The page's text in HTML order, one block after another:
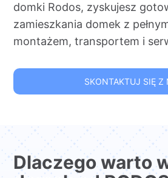
domki Rodos, zyskujesz
zamieszkania domek z
montażem, transportem i
SKONTAKTUJ SIĘ Z
Dlaczego warto